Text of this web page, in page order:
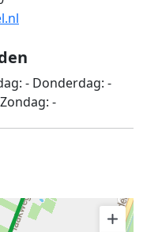
- Donderdag: -
Zondag: -